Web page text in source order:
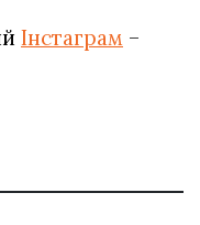
Інстаграм –